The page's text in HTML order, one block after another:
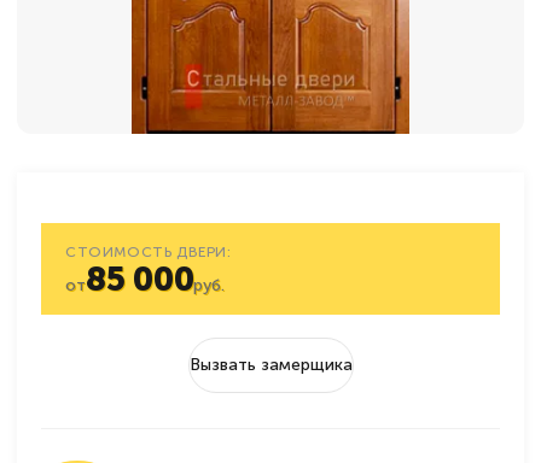
СТОИМОСТЬ ДВЕРИ:
от85 000руб.
Вызвать замерщика